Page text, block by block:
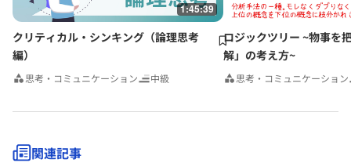
1:45:39
クリティカル・シンキング（論理思考
編）
思考・コミュニケーション 中級
ロジックツリー ~物事を
解」の考え方~
思考・コミュニケーション
関連記事